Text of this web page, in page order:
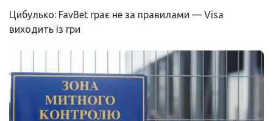
Цибулько: FavBet грає не за правилами — Visa
виходить із гри